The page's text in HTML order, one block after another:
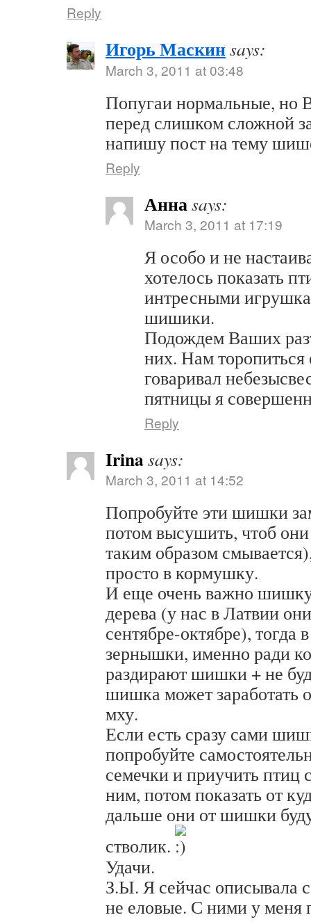
Reply
Игорь Маскинsays:
March 3, 2011 at 03:48
Попугаи нормальные, но
перед слишком сложной
напишу пост на тему
Reply
Аннаsays:
March 3, 2011 at 17:19
Я особо и не
хотелось показать
интресными
шишики.
Подождем Ваших
них. Нам
говаривал
пятницы я
Reply
Irinasays:
March 3, 2011 at 14:52
Попробуйте эти шишки
потом высушить, чтоб
таким образом
просто в кормушку.
И еще очень важно
дерева (у нас в Латвии
сентябре-октябре), тогда
зернышки, именно ради
раздирают шишки + не
шишка может заработать
мху.
Если есть сразу сами
попробуйте
семечки и приучить птиц
ним, потом показать от
дальше они от шишки
стволик.
Удачи.
З.Ы. Я сейчас описывала
не еловые. С ними у меня